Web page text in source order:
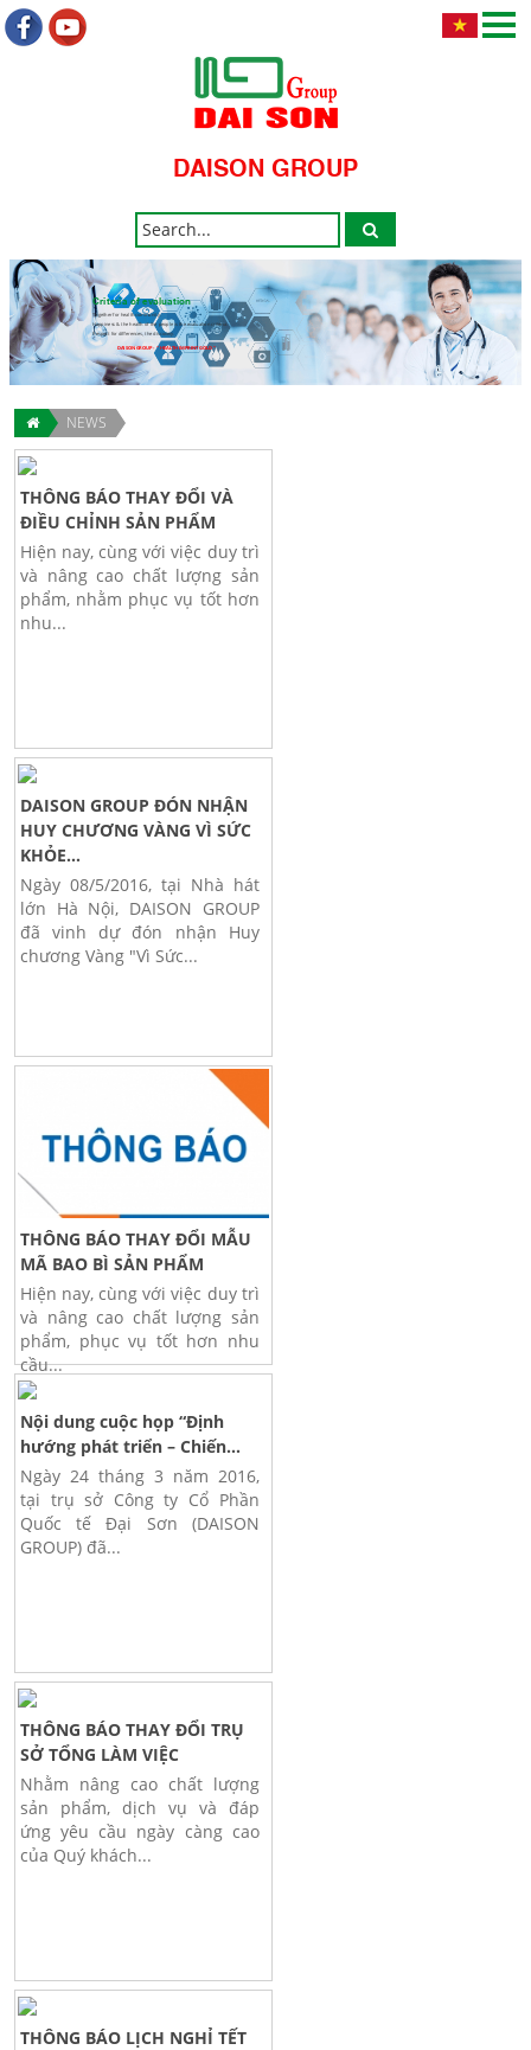
DAISON GROUP
Criteria of evaluation
Together for health community.
Happiness & the health of the people is the evaluation criteria.
Respect for differences, the discovery.
DAISON GROUP - " HEALTH IMPRINT GOLD "
NEWS
THÔNG BÁO THAY ĐỔI VÀ
ĐIỀU CHỈNH SẢN PHẨM
Hiện nay, cùng với việc duy trì
và nâng cao chất lượng sản
phẩm, nhằm phục vụ tốt hơn
nhu...
DAISON GROUP ĐÓN NHẬN
HUY CHƯƠNG VÀNG VÌ SỨC
KHỎE...
Ngày 08/5/2016, tại Nhà hát
lớn Hà Nội, DAISON GROUP
đã vinh dự đón nhận Huy
chương Vàng "Vì Sức...
THÔNG BÁO THAY ĐỔI MẪU
MÃ BAO BÌ SẢN PHẨM
Hiện nay, cùng với việc duy trì
và nâng cao chất lượng sản
phẩm, phục vụ tốt hơn nhu
cầu...
Nội dung cuộc họp “Định
hướng phát triển – Chiến...
Ngày 24 tháng 3 năm 2016,
tại trụ sở Công ty Cổ Phần
Quốc tế Đại Sơn (DAISON
GROUP) đã...
THÔNG BÁO THAY ĐỔI TRỤ
SỞ TỔNG LÀM VIỆC
Nhằm nâng cao chất lượng
sản phẩm, dịch vụ và đáp
ứng yêu cầu ngày càng cao
của Quý khách...
THÔNG BÁO LỊCH NGHỈ TẾT